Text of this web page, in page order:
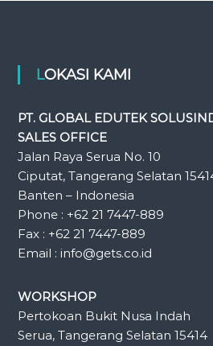
LOKASI KAMI
PT. GLOBAL EDUTEK
SALES OFFICE
Jalan Raya Serua No. 10
Ciputat, Tangerang Selatan
Banten – Indonesia
Phone : +62 21 7447-889
Fax : +62 21 7447-889
Email : info@gets.co.id
WORKSHOP
Pertokoan Bukit Nusa Indah
Serua, Tangerang Selatan 15414